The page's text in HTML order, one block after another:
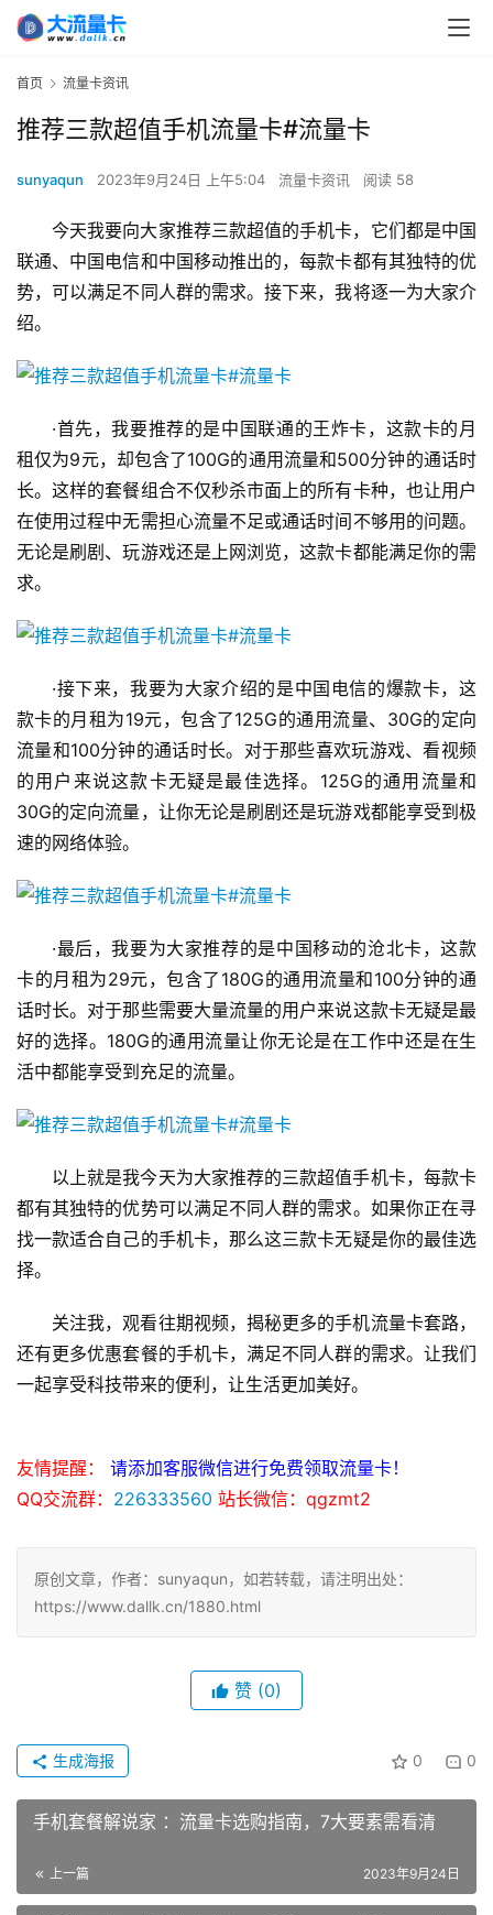
首页 流量卡资讯
推荐三款超值手机流量卡#流量卡
sunyaqun 2023年9月24日 上午5:04 流量卡资讯 阅读 58
今天我要向大家推荐三款超值的手机卡，它们都是中国
联通、中国电信和中国移动推出的，每款卡都有其独特的优
势，可以满足不同人群的需求。接下来，我将逐一为大家介
绍。
·首先，我要推荐的是中国联通的王炸卡，这款卡的月
租仅为9元，却包含了100G的通用流量和500分钟的通话时
长。这样的套餐组合不仅秒杀市面上的所有卡种，也让用户
在使用过程中无需担心流量不足或通话时间不够用的问题。
无论是刷剧、玩游戏还是上网浏览，这款卡都能满足你的需
求。
·接下来，我要为大家介绍的是中国电信的爆款卡，这
款卡的月租为19元，包含了125G的通用流量、30G的定向
流量和100分钟的通话时长。对于那些喜欢玩游戏、看视频
的用户来说这款卡无疑是最佳选择。125G的通用流量和
30G的定向流量，让你无论是刷剧还是玩游戏都能享受到极
速的网络体验。
·最后，我要为大家推荐的是中国移动的沧北卡，这款
卡的月租为29元，包含了180G的通用流量和100分钟的通
话时长。对于那些需要大量流量的用户来说这款卡无疑是最
好的选择。180G的通用流量让你无论是在工作中还是在生
活中都能享受到充足的流量。
以上就是我今天为大家推荐的三款超值手机卡，每款卡
都有其独特的优势可以满足不同人群的需求。如果你正在寻
找一款适合自己的手机卡，那么这三款卡无疑是你的最佳选
择。
关注我，观看往期视频，揭秘更多的手机流量卡套路，
还有更多优惠套餐的手机卡，满足不同人群的需求。让我们
一起享受科技带来的便利，让生活更加美好。
友情提醒：
请添加客服微信进行免费领取流量卡！
QQ交流群： 226333560 站长微信：qgzmt2
原创文章，作者：sunyaqun，如若转载，请注明出处：
https://www.dallk.cn/1880.html
赞 (0)
0 0
生成海报
手机套餐解说家 ：流量卡选购指南，7大要素需看清
上一篇 2023年9月24日